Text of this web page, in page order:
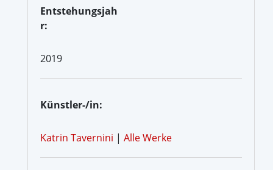
Entstehungsjah
r:
2019
Künstler-/in:
Katrin Tavernini | Alle Werke